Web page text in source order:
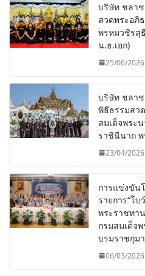
บริษัท ชลาช
สวดพระอภิ
พรหมวชิรสุ
น.ธ.เอก)
25/06/2026
บริษัท ชลาช
พิธีธรรมสว
สมเด็จพระ
ราชินีนาถ
23/04/2026
การแข่งขัน
รายการ“โ
พระราชทา
กรมสมเด็จ
บรมราชกุม
06/03/2026